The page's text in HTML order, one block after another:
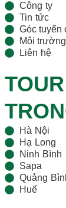
Công ty
Tin tức
Góc tuyển
Môi
Liên hệ
TOUR
Hà Nội
Hạ Long
Ninh Bình
Sapa
Quảng
Huế